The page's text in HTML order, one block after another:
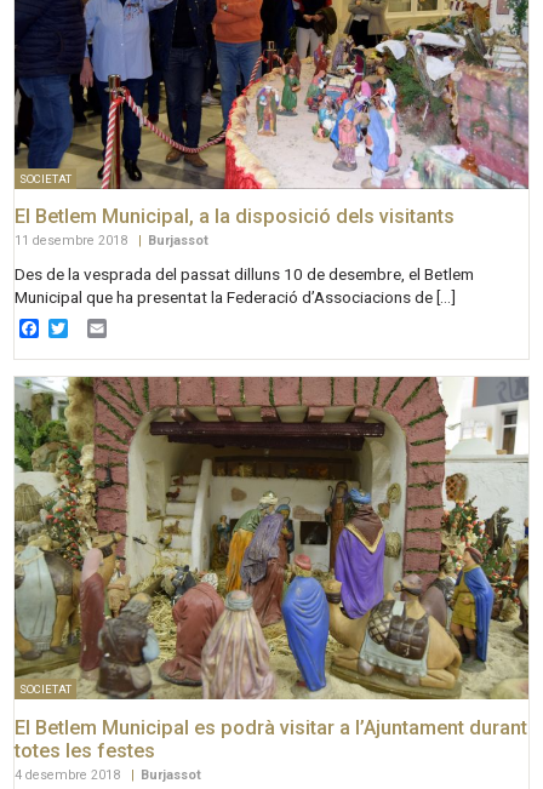
SOCIETAT
El Betlem Municipal, a la disposició dels visitants
11 desembre 2018 Burjassot
Des de la vesprada del passat dilluns 10 de desembre, el Betlem
Municipal que ha presentat la Federació d’Associacions de […]
Facebook
Twitter
SOCIETAT
El Betlem Municipal es podrà visitar a l’Ajuntament durant
totes les festes
4 desembre 2018 | Burjassot